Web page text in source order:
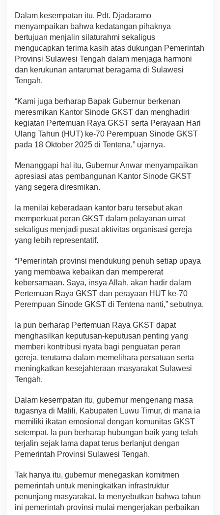
Dalam kesempatan itu, Pdt. Djadaramo
menyampaikan bahwa kedatangan pihaknya
bertujuan menjalin silaturahmi sekaligus
mengucapkan terima kasih atas dukungan Pemerintah
Provinsi Sulawesi Tengah dalam menjaga harmoni
dan kerukunan antarumat beragama di Sulawesi
Tengah.
“Kami juga berharap Bapak Gubernur berkenan
meresmikan Kantor Sinode GKST dan menghadiri
kegiatan Pertemuan Raya GKST serta Perayaan Hari
Ulang Tahun (HUT) ke-70 Perempuan Sinode GKST
pada 18 Oktober 2025 di Tentena,” ujarnya.
Menanggapi hal itu, Gubernur Anwar menyampaikan
apresiasi atas pembangunan Kantor Sinode GKST
yang segera diresmikan.
Ia menilai keberadaan kantor baru tersebut akan
memperkuat peran GKST dalam pelayanan umat
sekaligus menjadi pusat aktivitas organisasi gereja
yang lebih representatif.
“Pemerintah provinsi mendukung penuh setiap upaya
yang membawa kebaikan dan mempererat
kebersamaan. Saya, insya Allah, akan hadir dalam
Pertemuan Raya GKST dan perayaan HUT ke-70
Perempuan Sinode GKST di Tentena nanti,” sebutnya.
Ia pun berharap Pertemuan Raya GKST dapat
menghasilkan keputusan-keputusan penting yang
memberi kontribusi nyata bagi penguatan peran
gereja, terutama dalam memelihara persatuan serta
meningkatkan kesejahteraan masyarakat Sulawesi
Tengah.
Dalam kesempatan itu, gubernur mengenang masa
tugasnya di Malili, Kabupaten Luwu Timur, di mana ia
memiliki ikatan emosional dengan komunitas GKST
setempat. Ia pun berharap hubungan baik yang telah
terjalin sejak lama dapat terus berlanjut dengan
Pemerintah Provinsi Sulawesi Tengah.
Tak hanya itu, gubernur menegaskan komitmen
pemerintah untuk meningkatkan infrastruktur
penunjang masyarakat. Ia menyebutkan bahwa tahun
ini pemerintah provinsi mulai mengerjakan perbaikan